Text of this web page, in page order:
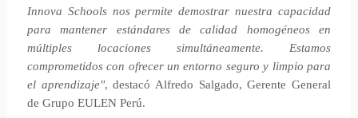
Innova Schools nos permite demostrar nuestra capacidad
para mantener estándares de calidad homogéneos en
múltiples locaciones simultáneamente. Estamos
comprometidos con ofrecer un entorno seguro y limpio para
el aprendizaje", destacó Alfredo Salgado, Gerente General
de Grupo EULEN Perú.